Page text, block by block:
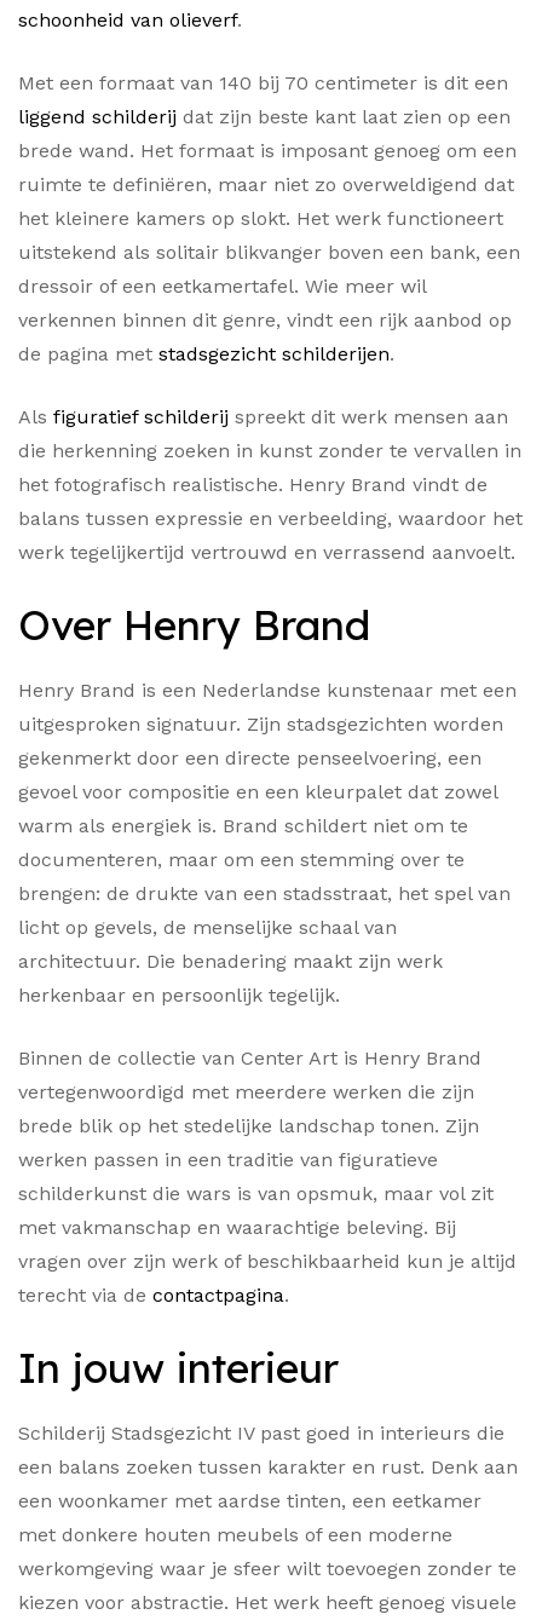
schoonheid van olieverf.
Met een formaat van 140 bij 70 centimeter is dit een
liggend schilderij dat zijn beste kant laat zien op een
brede wand. Het formaat is imposant genoeg om een
ruimte te definiëren, maar niet zo overweldigend dat
het kleinere kamers op slokt. Het werk functioneert
uitstekend als solitair blikvanger boven een bank, een
dressoir of een eetkamertafel. Wie meer wil
verkennen binnen dit genre, vindt een rijk aanbod op
de pagina met stadsgezicht schilderijen.
Als figuratief schilderij spreekt dit werk mensen aan
die herkenning zoeken in kunst zonder te vervallen in
het fotografisch realistische. Henry Brand vindt de
balans tussen expressie en verbeelding, waardoor het
werk tegelijkertijd vertrouwd en verrassend aanvoelt.
Over Henry Brand
Henry Brand is een Nederlandse kunstenaar met een
uitgesproken signatuur. Zijn stadsgezichten worden
gekenmerkt door een directe penseelvoering, een
gevoel voor compositie en een kleurpalet dat zowel
warm als energiek is. Brand schildert niet om te
documenteren, maar om een stemming over te
brengen: de drukte van een stadsstraat, het spel van
licht op gevels, de menselijke schaal van
architectuur. Die benadering maakt zijn werk
herkenbaar en persoonlijk tegelijk.
Binnen de collectie van Center Art is Henry Brand
vertegenwoordigd met meerdere werken die zijn
brede blik op het stedelijke landschap tonen. Zijn
werken passen in een traditie van figuratieve
schilderkunst die wars is van opsmuk, maar vol zit
met vakmanschap en waarachtige beleving. Bij
vragen over zijn werk of beschikbaarheid kun je altijd
terecht via de contactpagina.
In jouw interieur
Schilderij Stadsgezicht IV past goed in interieurs die
een balans zoeken tussen karakter en rust. Denk aan
een woonkamer met aardse tinten, een eetkamer
met donkere houten meubels of een moderne
werkomgeving waar je sfeer wilt toevoegen zonder te
kiezen voor abstractie. Het werk heeft genoeg visuele